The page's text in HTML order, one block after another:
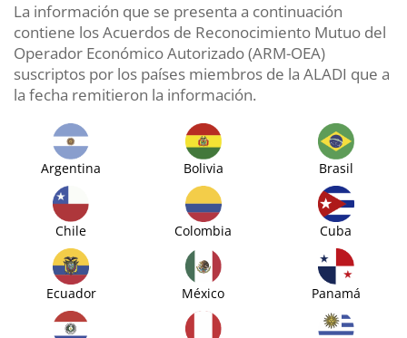
La información que se presenta a continuación
contiene los Acuerdos de Reconocimiento Mutuo del
Operador Económico Autorizado (ARM-OEA)
suscriptos por los países miembros de la ALADI que a
la fecha remitieron la información.
Argentina Bolivia Brasil
Chile Colombia Cuba
Ecuador México Panamá